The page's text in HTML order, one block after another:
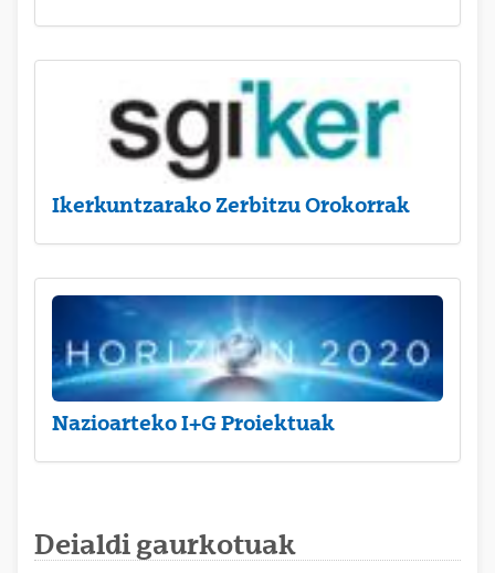
Ikerkuntzarako Zerbitzu Orokorrak
Nazioarteko I+G Proiektuak
Deialdi gaurkotuak